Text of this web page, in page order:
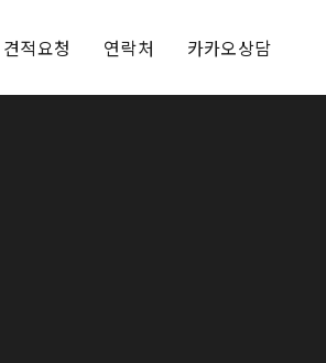
견적요청 연락처 카카오상담